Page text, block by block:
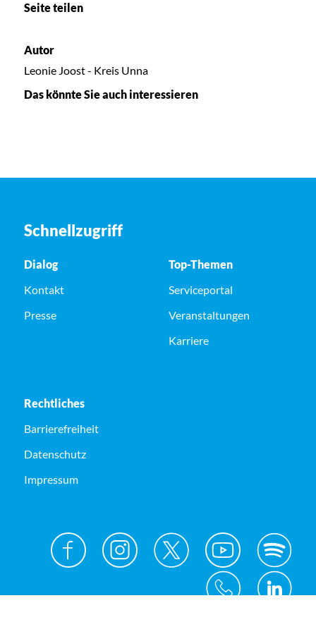
Seite teilen
Autor
Leonie Joost - Kreis Unna
Das könnte Sie auch interessieren
Schnellzugriff
Dialog
Kontakt
Presse
Top-Themen
Serviceportal
Veranstaltungen
Karriere
Rechtliches
Barrierefreiheit
Datenschutz
Impressum